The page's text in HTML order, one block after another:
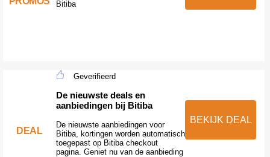
Bitiba
DEAL
Geverifieerd
De nieuwste deals en
aanbiedingen bij Bitiba
De nieuwste aanbiedingen voor
Bitiba, kortingen worden automatisch
toegepast op Bitiba checkout
pagina. Geniet nu van de aanbieding
BEKIJK DEAL